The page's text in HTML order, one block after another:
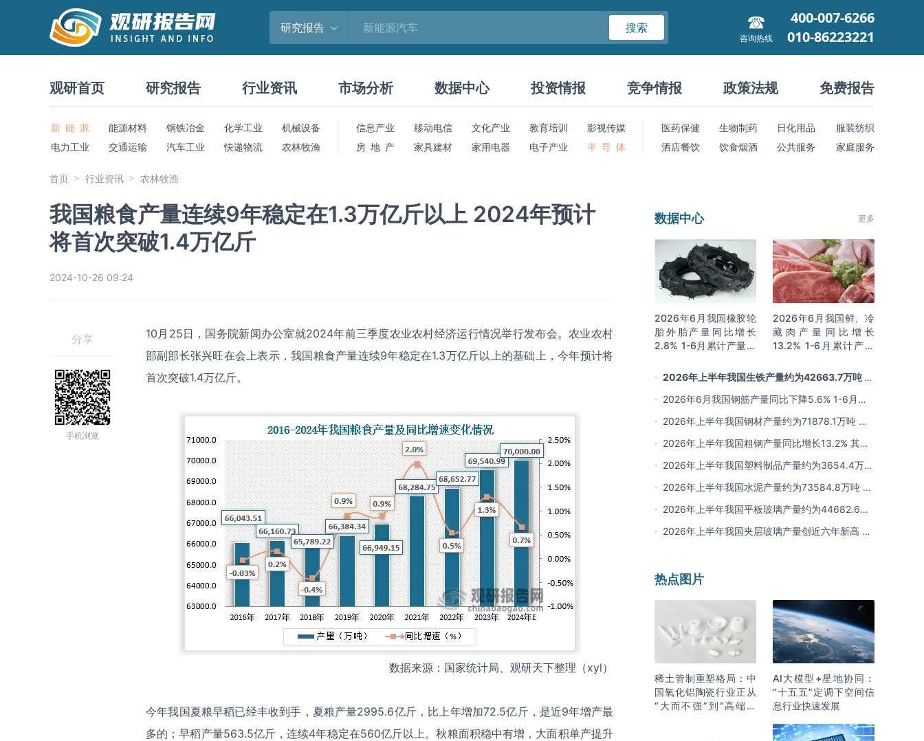
研究报告 搜索
咨询热线
400-007-6266
010-86223221
观研首页 研究报告 行业资讯 市场分析 数据中心 投资情报 竞争情报 政策法规 免费报告
新 能 源 能源材料 钢铁冶金 化学工业
机械设备
电力工业
交通运输 汽车工业 快递物流 农林牧渔
信息产业 移动电信 文化产业 教育培训
影视传媒
房 地 产
家具建材 家用电器 电子产业 半 导 体
医药保健 生物制药 日化用品
服装纺织
酒店餐饮
饮食烟酒 公共服务 家庭服务
首页 行业资讯 农林牧渔
我国粮食产量连续9年稳定在1.3万亿斤以上 2024年预计
将首次突破1.4万亿斤
2024-10-26 09:24
分享
手机浏览
10月25日，国务院新闻办公室就2024年前三季度农业农村经济运行情况举行发布会。农业农村
部副部长张兴旺在会上表示，我国粮食产量连续9年稳定在1.3万亿斤以上的基础上，今年预计将
首次突破1.4万亿斤。
数据来源：国家统计局、观研天下整理（xyl）
今年我国夏粮早稻已经丰收到手，夏粮产量2995.6亿斤，比上年增加72.5亿斤，是近9年增产最
多的；早稻产量563.5亿斤，连续4年稳定在560亿斤以上。秋粮面积稳中有增，大面积单产提升
数据中心 更多
2026年6月我国橡胶轮
胎外胎产量同比增长
2.8% 1-6月累计产量同
2026年6月我国鲜、冷
藏肉产量同比增长
13.2% 1-6月累计产量
2026年上半年我国生铁产量约为42663.7万吨 同
比下降2.8% 其中河北产量占比22.7%排名第一
2026年6月我国钢筋产量同比下降5.6% 1-6月累
计产量同比下降10.7%
2026年上半年我国钢材产量约为71878.1万吨 同
比下降0.9% 其中河北以超亿吨产量排名第一
2026年上半年我国粗钢产量同比增长13.2% 其中
河北产量占比21.5%位居首位
2026年上半年我国塑料制品产量约为3654.4万吨
其中江苏、浙江产量分别占比18.9%、16.0%
2026年上半年我国水泥产量约为73584.8万吨 同
比下降8% 其中广东、浙江和安徽分别排名前三
2026年上半年我国平板玻璃产量约为44682.6万
重量箱 同比下降5.7% 其中河北产量最多 占比
2026年上半年我国夹层玻璃产量创近六年新高 约
热点图片
稀土管制重塑格局：中
国氧化铝陶瓷行业正从
“大而不强”到“高端突
AI大模型+星地协同：
“十五五”定调下空间信
息行业快速发展